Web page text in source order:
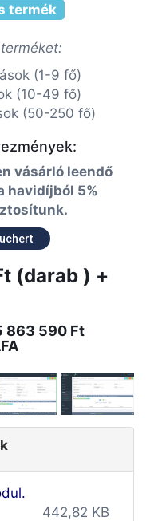
termék
(1-9 fő)
(10-49 fő)
(50-250 fő)
vásárló leendő
havidíjból 5%
(darab ) +
863 590 Ft
442,82 KB